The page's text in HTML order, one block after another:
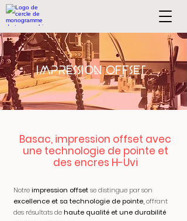
IMPRESSION offset
Basac, impression offset avec
une technologie de pointe et
des encres H-Uvi
Notreimpression offsetse distingue par son
excellence et sa technologie de pointe, offrant
des résultats dehaute qualité et une durabilité